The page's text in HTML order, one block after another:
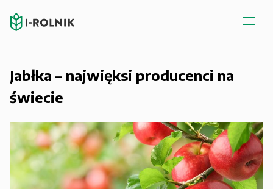
Jabłka – najwięksi producenci na
świecie